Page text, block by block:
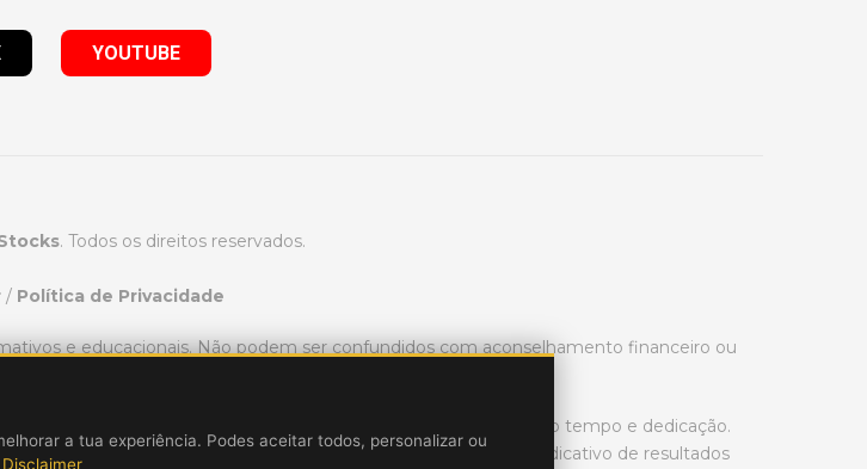
a tua experiência. Podes aceitar todos, personalizar ou
Disclaimer
YOUTUBE
. Todos os direitos reservados.
/ Política de Privacidade
e educacionais. Não podem ser confundidos com aconselhamento financeiro ou
Para ganhar dinheiro com o day trading de ações é necessário tempo e dedicação.
de dinheiro. O desempenho passado no mercado não é indicativo de resultados